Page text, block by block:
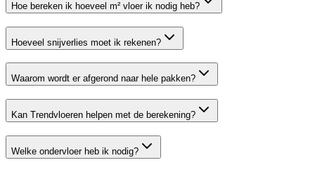
Hoe bereken ik hoeveel m² vloer ik nodig heb?
Hoeveel snijverlies moet ik rekenen?
Waarom wordt er afgerond naar hele pakken?
Kan Trendvloeren helpen met de berekening?
Welke ondervloer heb ik nodig?